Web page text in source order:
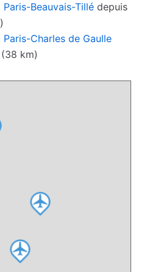
Paris-Beauvais-Tillé depuis
Paris-Charles de Gaulle
km)